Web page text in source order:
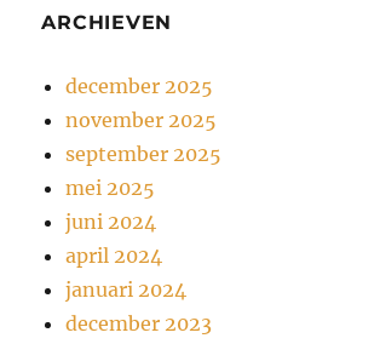
ARCHIEVEN
december 2025
november 2025
september 2025
mei 2025
juni 2024
april 2024
januari 2024
december 2023